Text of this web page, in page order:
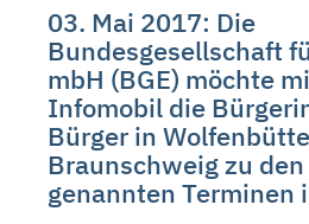
03. Mai 2017: Die
Bundesgesellschaft
mbH (BGE) möchte
Infomobil die
Bürger in
Braunschweig zu
genannten Terminen